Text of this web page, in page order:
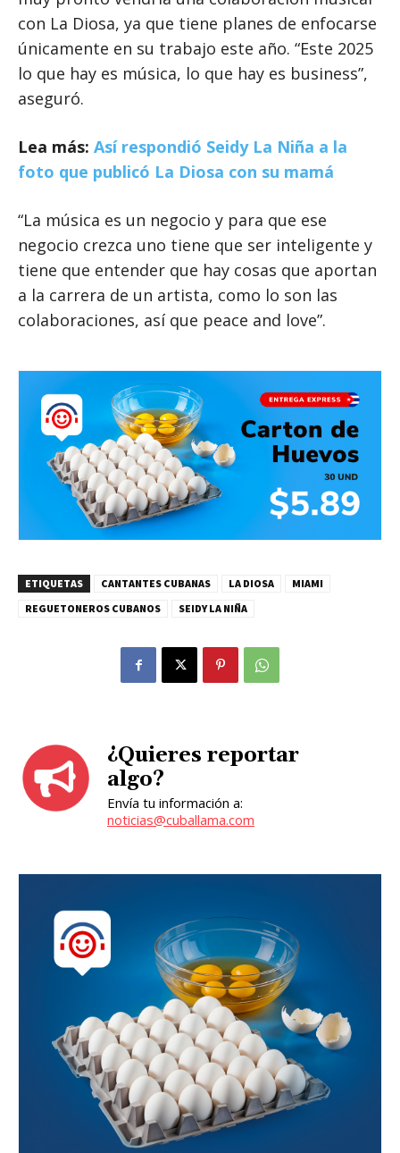
con La Diosa, ya que tiene planes de enfocarse
únicamente en su trabajo este año. “Este 2025
lo que hay es música, lo que hay es business”,
aseguró.
Lea más: Así respondió Seidy La Niña a la
foto que publicó La Diosa con su mamá
“La música es un negocio y para que ese
negocio crezca uno tiene que ser inteligente y
tiene que entender que hay cosas que aportan
a la carrera de un artista, como lo son las
colaboraciones, así que peace and love”.
ETIQUETAS CANTANTES CUBANAS LA DIOSA
MIAMI
REGUETONEROS CUBANOS
SEIDY LA NIÑA
¿Quieres reportar
algo?
Envía tu información a:
noticias@cuballama.com